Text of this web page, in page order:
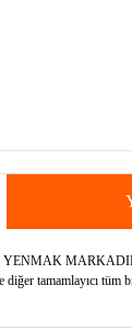
YENMAK
diğer tamamlayıcı